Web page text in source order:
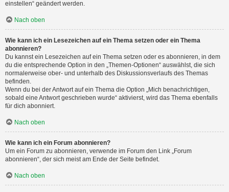
einstellen“ geändert werden.
Nach oben
Wie kann ich ein Lesezeichen auf ein Thema setzen oder ein Thema
abonnieren?
Du kannst ein Lesezeichen auf ein Thema setzen oder es abonnieren, in dem
du die entsprechende Option in den „Themen-Optionen“ auswählst, die sich
normalerweise ober- und unterhalb des Diskussionsverlaufs des Themas
befinden.
Wenn du bei der Antwort auf ein Thema die Option „Mich benachrichtigen,
sobald eine Antwort geschrieben wurde“ aktivierst, wird das Thema ebenfalls
für dich abonniert.
Nach oben
Wie kann ich ein Forum abonnieren?
Um ein Forum zu abonnieren, verwende im Forum den Link „Forum
abonnieren“, der sich meist am Ende der Seite befindet.
Nach oben